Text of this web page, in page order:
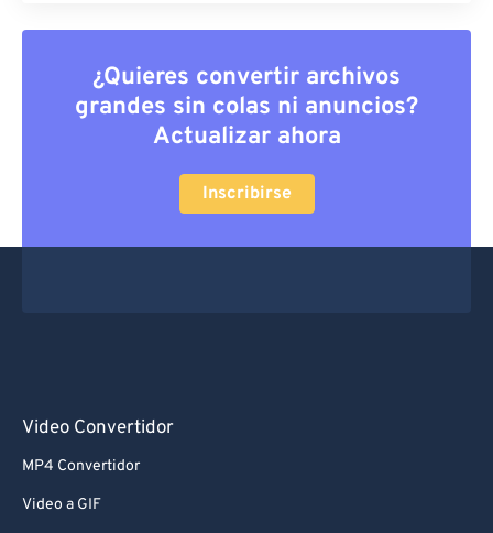
¿Quieres convertir archivos
grandes sin colas ni anuncios?
Actualizar ahora
Inscribirse
Video Convertidor
MP4 Convertidor
Video a GIF